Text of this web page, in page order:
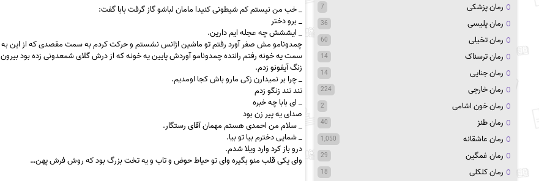
_ خب من نیستم کم شیطونی کنیدا مامان لباشو گاز گرفت بابا گفت‬:
‫_ برو دختر‬
‫_ ایششش چه عجله ایم دارین‬.
‫چمدونامو مش صفر آورد رفتم تو ماشین اژانس نشستم و حرکت‬ کردم به سمت مقصدی که از این
‫سمت یه خونه رفتم راننده چمدونامو آوردش پایین یه خونه که از درش گلای شمعدونی زده بود
زنگ آیفونو زدم‬.
‫_ چرا بر نمیدارن زکی مارو باش کجا اومدیم‬.
‫تند تند زنگو زدم‬
‫_ ای بابا چه خبره‬
‫صدای یه پیر زن بود‬
‫_ سلام من احمدی هستم مهمان آقای رستگار‬.
‫_ شمایی دخترم بیا تو بیا‬.
‫درو باز کرد وارد ویلا شدم‬.
‫وای یکی قلب منو بگیره وای تو حیاط حوض و تاب و یه تخت بزرگ بود که روش فرش پهن…
رمان پزشکی 7
رمان پلیسی 36
رمان تخیلی 60
رمان ترسناک 14
رمان جنایی 14
رمان خارجی 224
رمان خون اشامی 2
رمان طنز 40
رمان عاشقانه 1,050
رمان غمگین 29
رمان کلکلی 18